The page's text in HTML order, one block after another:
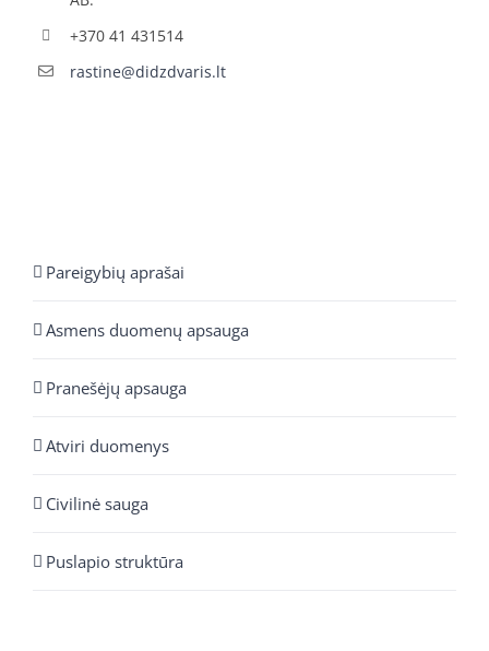
+370 41 431514
rastine@didzdvaris.lt
Pareigybių aprašai
Asmens duomenų apsauga
Pranešėjų apsauga
Atviri duomenys
Civilinė sauga
Puslapio struktūra